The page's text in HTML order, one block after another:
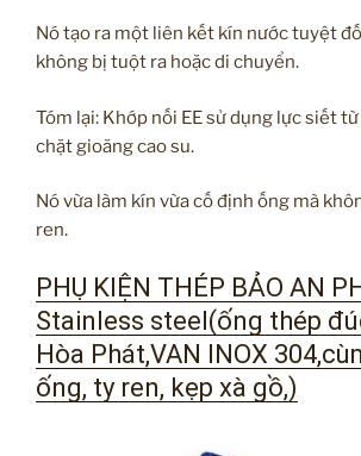
Nó tạo ra một liên kết kín nước tuyệt
không bị tuột ra hoặc di chuyển.
Tóm lại: Khớp nối EE sử dụng lực siết
chặt gioăng cao su.
Nó vừa làm kín vừa cố định ống mà
ren.
PHỤ KIỆN THÉP BẢO AN
Stainless steel(ống thép
Hòa Phát,VAN INOX
ống, ty ren, kẹp xà gồ,)